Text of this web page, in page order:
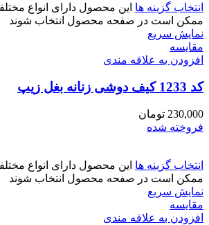
انتخاب گزینه ها این محصول دارای انواع
ممکن است در صفحه محصول انتخاب شوند
نمایش سریع
مقايسه
افزودن به علاقه مندی
کد 1233 کیف دوشی زنانه بغل زیپ
230,000 تومان
فروخته شده
انتخاب گزینه ها این محصول دارای انواع
ممکن است در صفحه محصول انتخاب شوند
نمایش سریع
مقايسه
افزودن به علاقه مندی